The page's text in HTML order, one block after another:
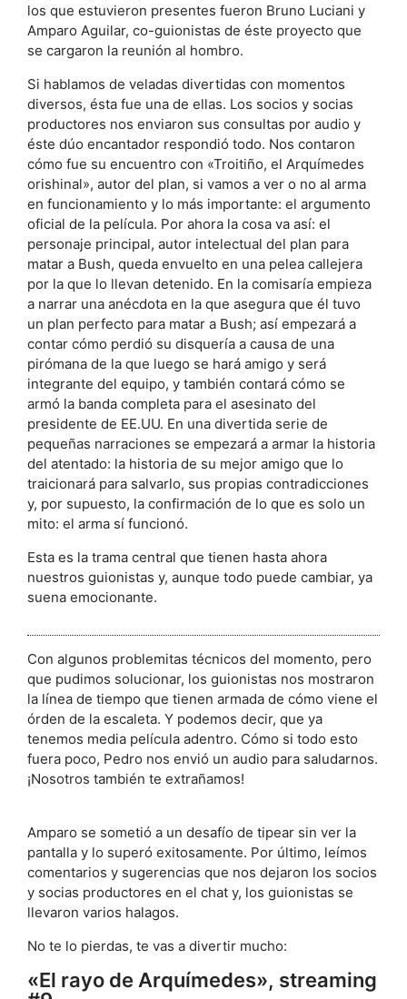
los que estuvieron presentes fueron Bruno Luciani y
Amparo Aguilar, co-guionistas de éste proyecto que
se cargaron la reunión al hombro.
Si hablamos de veladas divertidas con momentos
diversos, ésta fue una de ellas. Los socios y socias
productores nos enviaron sus consultas por audio y
éste dúo encantador respondió todo. Nos contaron
cómo fue su encuentro con «Troitiño, el Arquímedes
orishinal», autor del plan, si vamos a ver o no al arma
en funcionamiento y lo más importante: el argumento
oficial de la película. Por ahora la cosa va así: el
personaje principal, autor intelectual del plan para
matar a Bush, queda envuelto en una pelea callejera
por la que lo llevan detenido. En la comisaría empieza
a narrar una anécdota en la que asegura que él tuvo
un plan perfecto para matar a Bush; así empezará a
contar cómo perdió su disquería a causa de una
pirómana de la que luego se hará amigo y será
integrante del equipo, y también contará cómo se
armó la banda completa para el asesinato del
presidente de EE.UU. En una divertida serie de
pequeñas narraciones se empezará a armar la historia
del atentado: la historia de su mejor amigo que lo
traicionará para salvarlo, sus propias contradicciones
y, por supuesto, la confirmación de lo que es solo un
mito: el arma sí funcionó.
Esta es la trama central que tienen hasta ahora
nuestros guionistas y, aunque todo puede cambiar, ya
suena emocionante.
Con algunos problemitas técnicos del momento, pero
que pudimos solucionar, los guionistas nos mostraron
la línea de tiempo que tienen armada de cómo viene el
órden de la escaleta. Y podemos decir, que ya
tenemos media película adentro. Cómo si todo esto
fuera poco, Pedro nos envió un audio para saludarnos.
¡Nosotros también te extrañamos!
Amparo se sometió a un desafío de tipear sin ver la
pantalla y lo superó exitosamente. Por último, leímos
comentarios y sugerencias que nos dejaron los socios
y socias productores en el chat y, los guionistas se
llevaron varios halagos.
No te lo pierdas, te vas a divertir mucho:
«El rayo de Arquímedes», streaming